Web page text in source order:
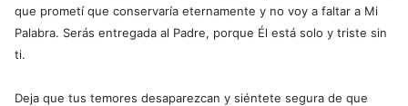
que prometí que conservaría eternamente y no voy a faltar a Mi
Palabra. Serás entregada al Padre, porque Él está solo y triste sin
ti.
Deja que tus temores desaparezcan y siéntete segura de que